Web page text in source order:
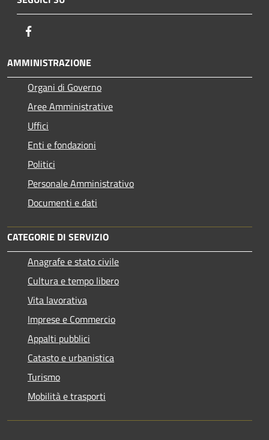
AMMINISTRAZIONE
Organi di Governo
Aree Amministrative
Uffici
Enti e fondazioni
Politici
Personale Amministrativo
Documenti e dati
CATEGORIE DI SERVIZIO
Anagrafe e stato civile
Cultura e tempo libero
Vita lavorativa
Imprese e Commercio
Appalti pubblici
Catasto e urbanistica
Turismo
Mobilità e trasporti